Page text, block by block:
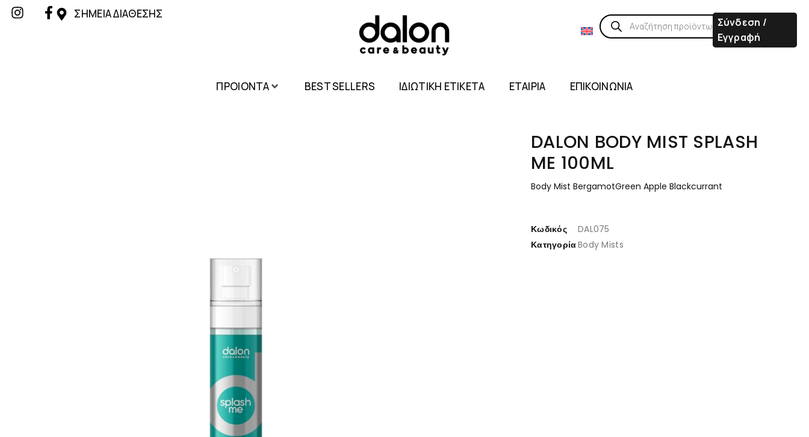
ΣΗΜΕΙΑ ΔΙΑΘΕΣΗΣ
Σύνδεση /
Εγγραφή
ΠΡΟΙΟΝΤΑ BEST SELLERS ΙΔΙΩΤΙΚΗ ΕΤΙΚΕΤΑ ΕΤΑΙΡΙΑ ΕΠΙΚΟΙΝΩΝΙΑ
DALON BODY MIST SPLASH
ME 100ML
Body Mist BergamotGreen Apple Blackcurrant
Κωδικός
DAL075
ΚατηγορίαBody Mists